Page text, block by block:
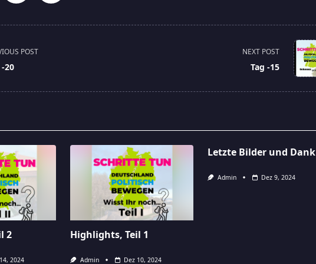
POST
20
NEXT POST
Tag -15
2
2024
Highlights, Teil 1
Admin Dez 10, 2024
Letzte Bilder und Dank
Admin Dez 9, 2024